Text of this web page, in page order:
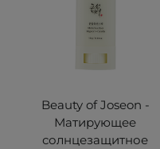
Beauty of Joseon -
Матирующее
солнцезащитное